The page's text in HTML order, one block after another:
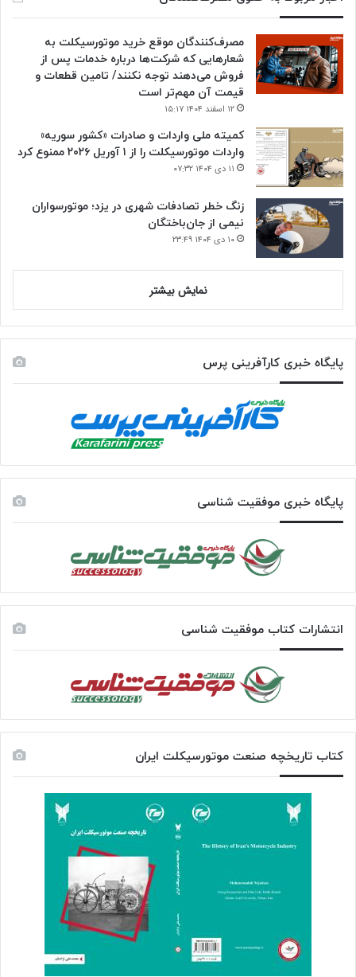
مصرف‌کنندگان موقع خرید موتورسیکلت به
شعارهایی که شرکت‌ها درباره خدمات پس از
فروش می‌دهند توجه نکنند/ تامین قطعات و
قیمت آن مهم‌تر است
۱۲ اسفند ۱۴۰۴ ۱۵:۱۷
کمیته ملی واردات و صادرات «کشور سوریه»
واردات موتورسیکلت را از ۱ آوریل ۲۰۲۶ ممنوع کرد
۱۱ دی ۱۴۰۴ ۰۷:۳۲
زنگ خطر تصادفات شهری در یزد؛ موتورسواران
نیمی از جان‌باختگان
۱۰ دی ۱۴۰۴ ۲۳:۴۹
نمایش بیشتر
پایگاه خبری کارآفرینی پرس
پایگاه خبری موفقیت شناسی
انتشارات کتاب موفقیت شناسی
کتاب تاریخچه صنعت موتورسیکلت ایران